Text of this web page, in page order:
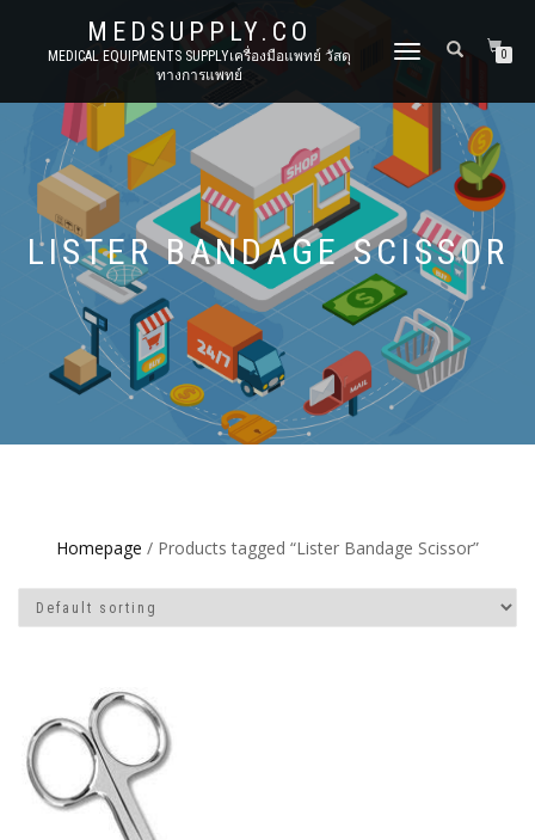
MEDSUPPLY.CO
MEDICAL EQUIPMENTS SUPPLYเครื่องมือแพทย์ วัสดุ
ทางการแพทย์
TOGGLE
0
LISTER BANDAGE SCISSOR
Homepage / Products tagged “Lister Bandage Scissor”